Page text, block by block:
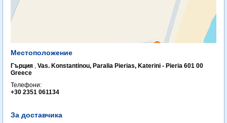
Местоположение
Гърция , Vas. Konstantinou, Paralia Pierias, Katerini - Pieria 601 00
Greece
Телефони:
+30 2351 061134 ‎
За доставчика